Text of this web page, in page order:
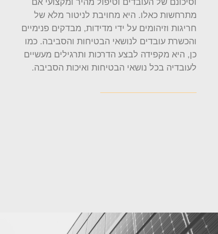
וסיכונם של העובדים וטיפול מהיר ומקצועי אם
מתרחשות כאלו. היא מחויבת לניטור מלא של
חריגות וזיהומים על ידי מדידות, מבדקים פנימיים
והכשרת עובדים לנושאי הבטיחות והסביבה. כמו
כן, היא מקפידה לבצע הדרכות ותרגילים מעשיים
לעובדיה בכל נושאי הבטיחות ואיכות הסביבה.